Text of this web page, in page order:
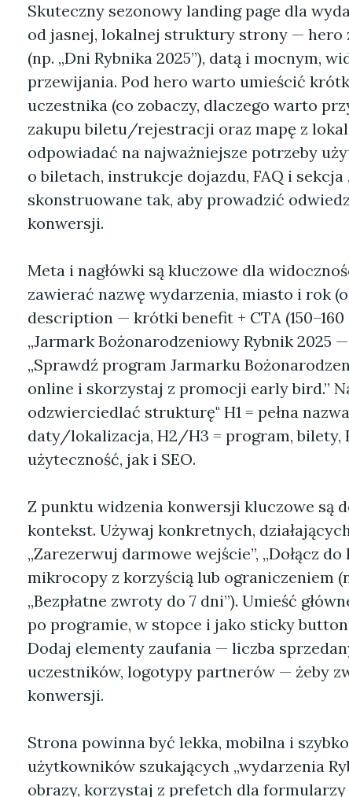
Skuteczny sezonowy landing page dla
od jasnej, lokalnej struktury strony — hero
(np. „Dni Rybnika 2025”), datą i mocnym,
przewijania. Pod hero warto umieścić
uczestnika (co zobaczy, dlaczego warto
zakupu biletu/rejestracji oraz mapę z
odpowiadać na najważniejsze potrzeby
o biletach, instrukcje dojazdu, FAQ i sekcja
skonstruowane tak, aby prowadzić
konwersji.
Meta i nagłówki są kluczowe dla
zawierać nazwę wydarzenia, miasto i rok
description — krótki benefit + CTA (150–160
„Jarmark Bożonarodzeniowy Rybnik 2025
„Sprawdź program Jarmarku
online i skorzystaj z promocji early bird.”
odzwierciedlać strukturę" H1 = pełna
daty/lokalizacja, H2/H3 = program, bilety,
użyteczność, jak i SEO.
Z punktu widzenia konwersji kluczowe są
kontekst. Używaj konkretnych,
„Zarezerwuj darmowe wejście”, „Dołącz
mikrocopy z korzyścią lub ograniczeniem
„Bezpłatne zwroty do 7 dni”). Umieść
po programie, w stopce i jako sticky
Dodaj elementy zaufania — liczba
uczestników, logotypy partnerów — żeby
konwersji.
Strona powinna być lekka, mobilna i
użytkowników szukających „wydarzenia
obrazy, korzystaj z prefetch dla